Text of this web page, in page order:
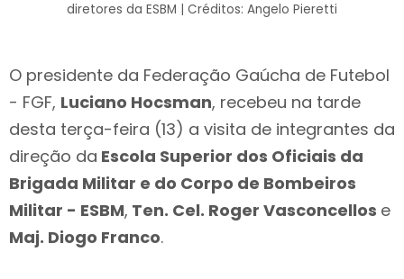
diretores da ESBM | Créditos: Angelo Pieretti
O presidente da Federação Gaúcha de Futebol
- FGF, Luciano Hocsman, recebeu na tarde
desta terça-feira (13) a visita de integrantes da
direção da Escola Superior dos Oficiais da
Brigada Militar e do Corpo de Bombeiros
Militar - ESBM, Ten. Cel. Roger Vasconcellos e
Maj. Diogo Franco.